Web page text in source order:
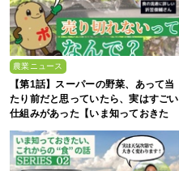
農業ニュース
【第1話】スーパーの野菜、あって当
たり前だと思っていたら、実はすごい
仕組みがあった【いま知っておきた
い、これからの”食”の話】